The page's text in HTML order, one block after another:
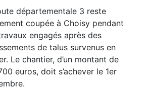
départementale 3 reste
coupée à Choisy pendant
engagés après des
de talus survenus en
Le chantier, d’un montant de
euros, doit s’achever le 1er